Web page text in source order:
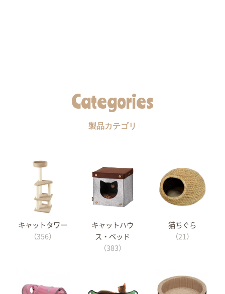
Categories
製品カテゴリ
キャットタワー
（356）
キャットハウ
ス・ベッド
（383）
猫ちぐら
（21）